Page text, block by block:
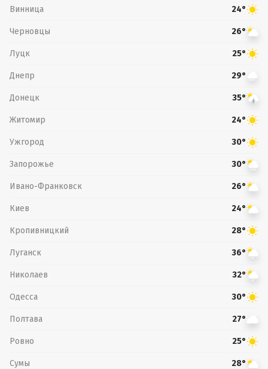
Винница 24°
Черновцы 26°
Луцк 25°
Днепр 29°
Донецк 35°
Житомир 24°
Ужгород 30°
Запорожье 30°
Ивано-Франковск 26°
Киев 24°
Кропивницкий 28°
Луганск 36°
Николаев 32°
Одесса 30°
Полтава 27°
Ровно 25°
Сумы 28°